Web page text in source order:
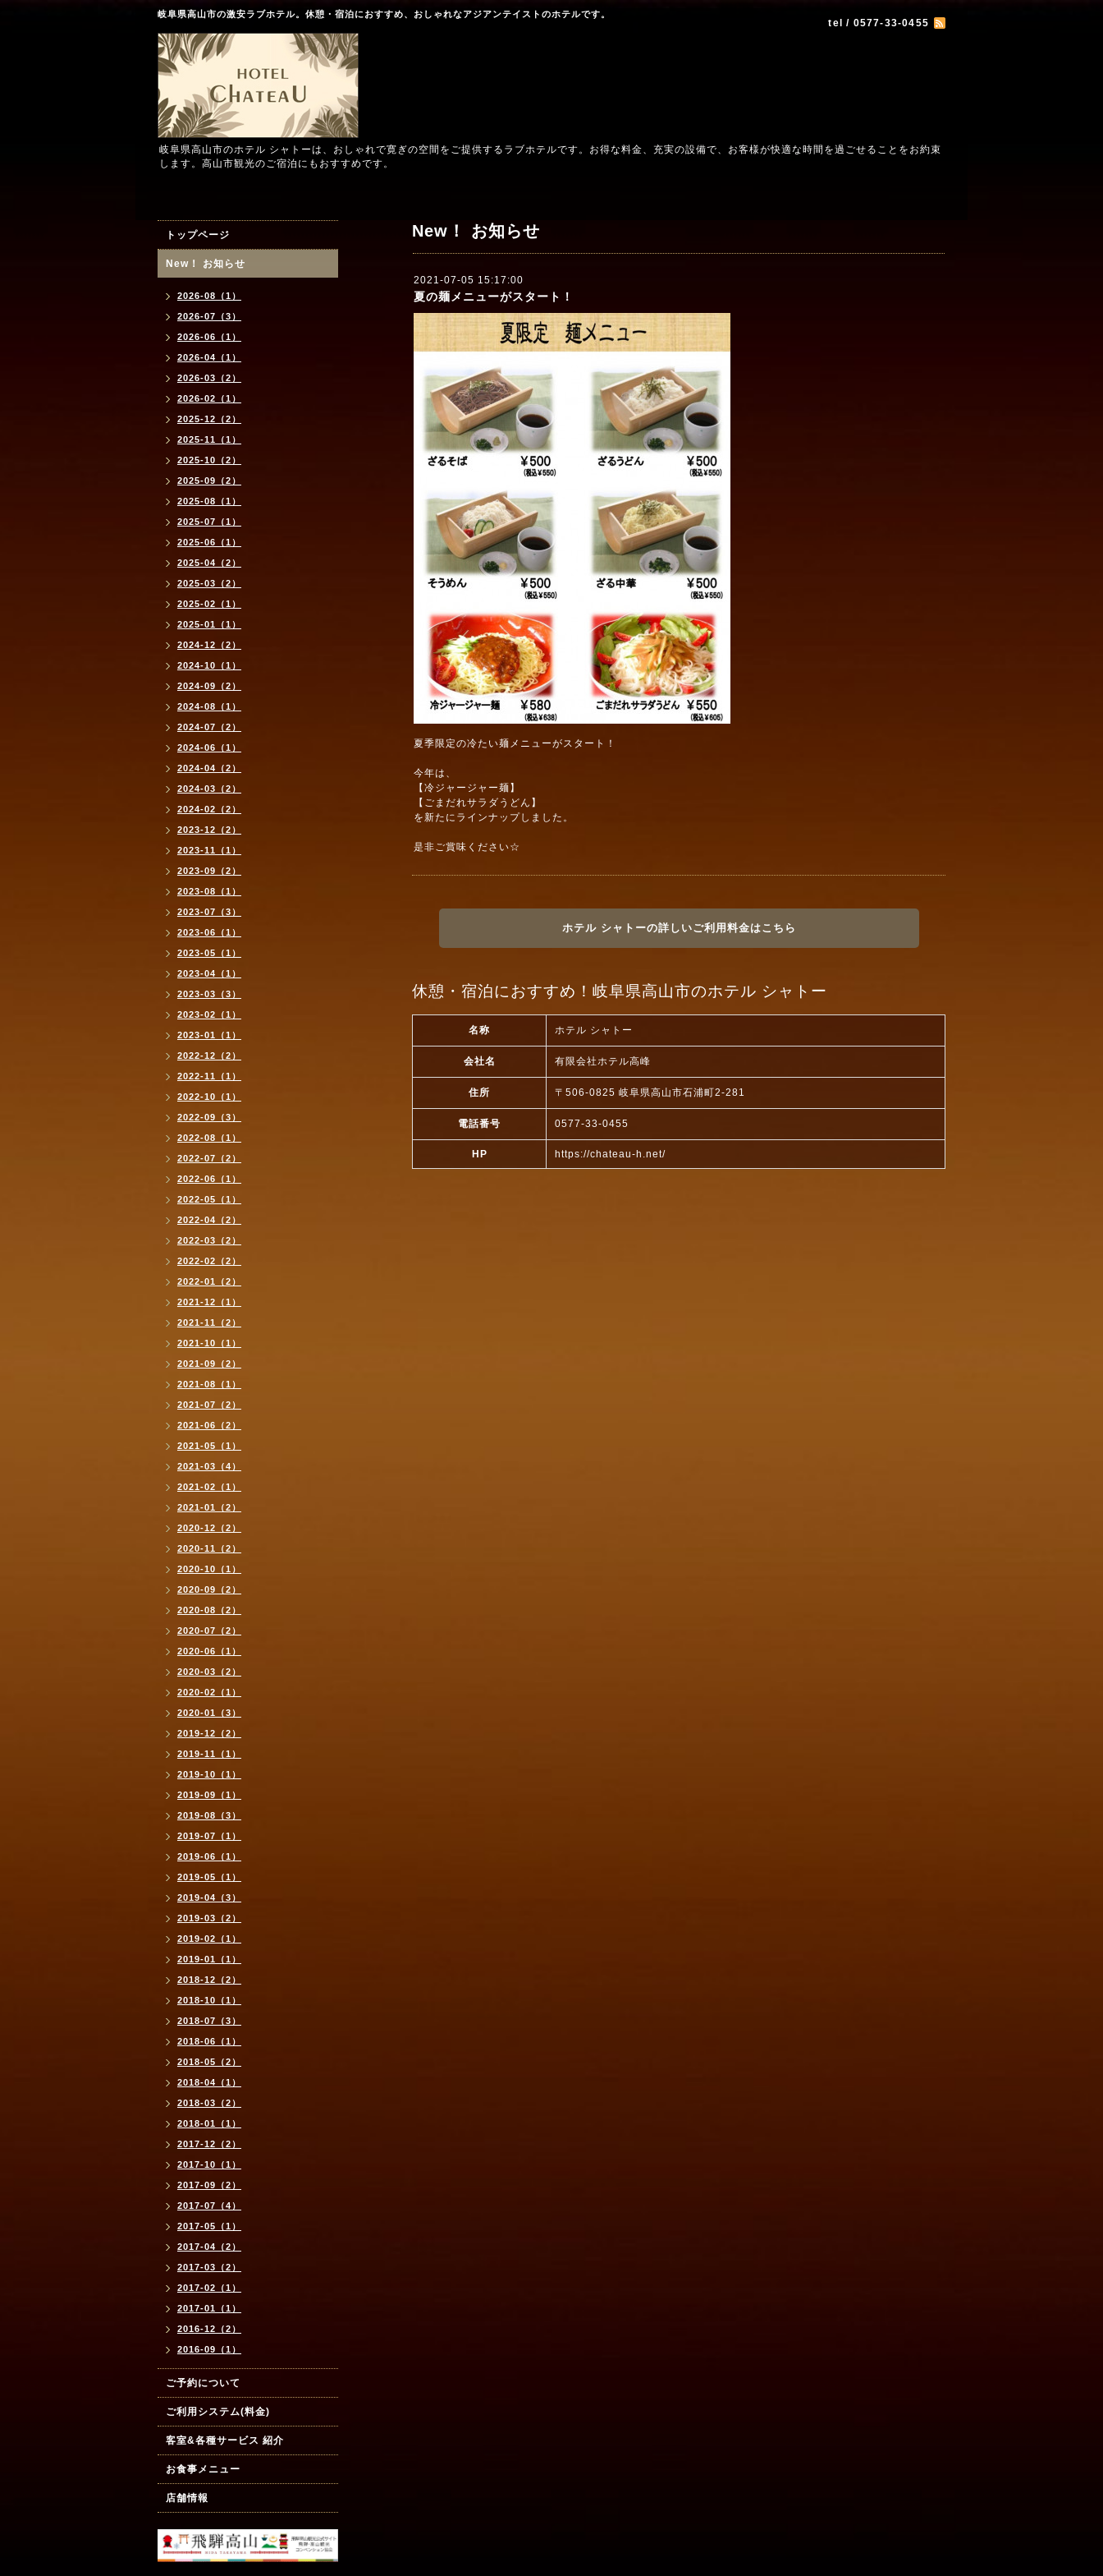
tel / 0577-33-0455
岐阜県高山市の激安ラブホテル。休憩・宿泊におすすめ、おしゃれなアジアンテイストのホテルです。
岐阜県高山市のホテル シャトーは、おしゃれで寛ぎの空間をご提供するラブホテルです。お得な料金、充実の設備で、お客様が快適な時間を過ごせることをお約束
します。高山市観光のご宿泊にもおすすめです。
New！ お知らせ
2021-07-05 15:17:00
夏の麺メニューがスタート！
夏季限定の冷たい麺メニューがスタート！
今年は、
【冷ジャージャー麺】
【ごまだれサラダうどん】
を新たにラインナップしました。
是非ご賞味ください☆
ホテル シャトーの詳しいご利用料金はこちら
休憩・宿泊におすすめ！岐阜県高山市のホテル シャトー
名称 ホテル シャトー
会社名 有限会社ホテル高峰
住所 〒506-0825 岐阜県高山市石浦町2-281
電話番号 0577-33-0455
HP https://chateau-h.net/
トップページ
New！ お知らせ
2026-08（1）
2026-07（3）
2026-06（1）
2026-04（1）
2026-03（2）
2026-02（1）
2025-12（2）
2025-11（1）
2025-10（2）
2025-09（2）
2025-08（1）
2025-07（1）
2025-06（1）
2025-04（2）
2025-03（2）
2025-02（1）
2025-01（1）
2024-12（2）
2024-10（1）
2024-09（2）
2024-08（1）
2024-07（2）
2024-06（1）
2024-04（2）
2024-03（2）
2024-02（2）
2023-12（2）
2023-11（1）
2023-09（2）
2023-08（1）
2023-07（3）
2023-06（1）
2023-05（1）
2023-04（1）
2023-03（3）
2023-02（1）
2023-01（1）
2022-12（2）
2022-11（1）
2022-10（1）
2022-09（3）
2022-08（1）
2022-07（2）
2022-06（1）
2022-05（1）
2022-04（2）
2022-03（2）
2022-02（2）
2022-01（2）
2021-12（1）
2021-11（2）
2021-10（1）
2021-09（2）
2021-08（1）
2021-07（2）
2021-06（2）
2021-05（1）
2021-03（4）
2021-02（1）
2021-01（2）
2020-12（2）
2020-11（2）
2020-10（1）
2020-09（2）
2020-08（2）
2020-07（2）
2020-06（1）
2020-03（2）
2020-02（1）
2020-01（3）
2019-12（2）
2019-11（1）
2019-10（1）
2019-09（1）
2019-08（3）
2019-07（1）
2019-06（1）
2019-05（1）
2019-04（3）
2019-03（2）
2019-02（1）
2019-01（1）
2018-12（2）
2018-10（1）
2018-07（3）
2018-06（1）
2018-05（2）
2018-04（1）
2018-03（2）
2018-01（1）
2017-12（2）
2017-10（1）
2017-09（2）
2017-07（4）
2017-05（1）
2017-04（2）
2017-03（2）
2017-02（1）
2017-01（1）
2016-12（2）
2016-09（1）
ご予約について
ご利用システム(料金)
客室&各種サービス 紹介
お食事メニュー
店舗情報